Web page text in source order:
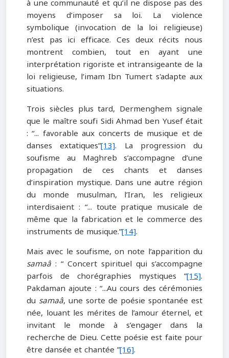
à une communauté et qu’il ne dispose pas des
moyens d’imposer sa loi. La violence
symbolique (invocation de la loi religieuse)
n’est pas ici efficace. Ces deux récits nous
montrent combien, tout en ayant une
interprétation rigoriste et intransigeante de la
loi religieuse, l’imam Ibn Tumert s'adapte aux
situations.
Trois siècles plus tard, Dermenghem signale
que le maître soufi Sidi Ahmad ben Yusef était
: “... favorable aux concerts de musique et de
danses extatiques”[13]. La progression du
soufisme au Maghreb s’accompagne d’une
propagation de ces chants et danses
d’inspiration mystique. Dans une autre région
du monde musulman, l’Iran, les religieux
interdisaient : “... toute pratique musicale de
même que la fabrication et le commerce des
instruments de musique.”[14].
Mais avec le soufisme, on note l’apparition du
samaâ : “ Concert spirituel qui s’accompagne
parfois de chorégraphies mystiques ”[15].
Pakdaman ajoute : “...Au cours des cérémonies
du samaâ, une sorte de poésie spontanée est
née, louant les mérites de l’amour éternel, et
invitant le monde à s’engager dans la
recherche de Dieu. Cette poésie est faite pour
être dansée et chantée ”[16].